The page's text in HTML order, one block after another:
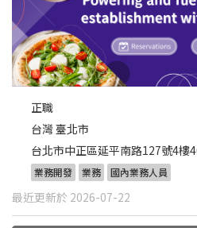
正職
台灣 臺北市
台北市中正區延平南路127號4樓
業務開發 業務 國內業務人員
最近更新於 2026-07-22